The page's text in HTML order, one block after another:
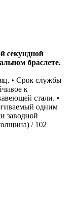
секундной
браслете.
• Срок службы
к
стали. •
одним
заводной
/ 102